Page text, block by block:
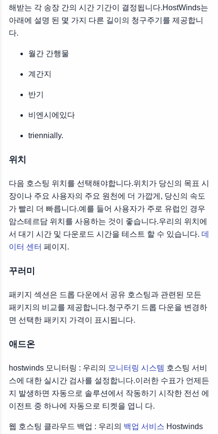
해받는 각 송장 간의 시간 기간이 결정됩니다.HostWinds는
아래에 설명 된 몇 가지 다른 길이의 청구주기를 제공합니
다.
월간 간행물
계간지
반기
비엔시에있다
triennially.
위치
다음 호스팅 위치를 선택해야합니다.위치가 당신의 목표 시
장이나 주요 사용자의 주요 원천에 더 가깝게, 당신의 속도
가 빨리 더 빠릅니다.예를 들어 사용자가 주로 유럽인 경우
암스테르담 위치를 사용하는 것이 좋습니다.우리의 위치에
서 대기 시간 및 다운로드 시간을 테스트 할 수 있습니다. 데
이터 센터 페이지.
꾸러미
패키지 섹션은 드롭 다운에서 공유 호스팅과 관련된 모든
패키지의 비교를 제공합니다.청구주기 드롭 다운을 변경하
면 선택한 패키지 가격이 표시됩니다.
애드온
hostwinds 모니터링 : 우리의 모니터링 시스템 호스팅 서비
스에 대한 실시간 검사를 설정합니다.이러한 수표가 언제든
지 발생하면 자동으로 솔루션에서 작동하기 시작한 전선 에
이전트 중 하나에 자동으로 티켓을 엽니 다.
웹 호스팅 클라우드 백업 : 우리의 백업 서비스 Hostwinds